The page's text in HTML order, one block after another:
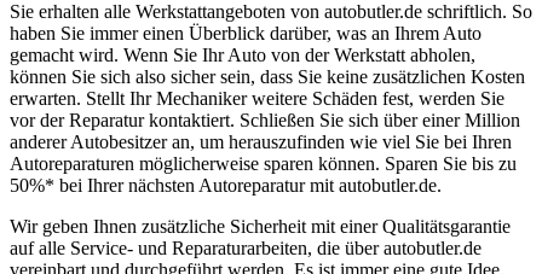
Sie erhalten alle Werkstattangeboten von autobutler.de schriftlich. So
haben Sie immer einen Überblick darüber, was an Ihrem Auto
gemacht wird. Wenn Sie Ihr Auto von der Werkstatt abholen,
können Sie sich also sicher sein, dass Sie keine zusätzlichen Kosten
erwarten. Stellt Ihr Mechaniker weitere Schäden fest, werden Sie
vor der Reparatur kontaktiert. Schließen Sie sich über einer Million
anderer Autobesitzer an, um herauszufinden wie viel Sie bei Ihren
Autoreparaturen möglicherweise sparen können. Sparen Sie bis zu
50%* bei Ihrer nächsten Autoreparatur mit autobutler.de.
Wir geben Ihnen zusätzliche Sicherheit mit einer Qualitätsgarantie
auf alle Service- und Reparaturarbeiten, die über autobutler.de